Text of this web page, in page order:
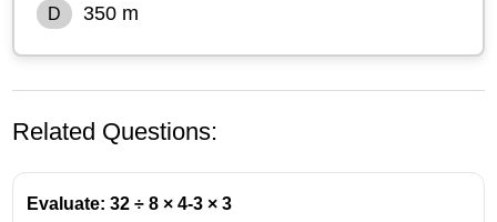
D 350 m
Related Questions:
Evaluate: 32 ÷ 8 × 4-3 × 3